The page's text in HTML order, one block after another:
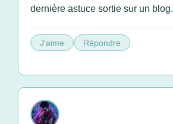
dernière astuce sortie sur un blog.
J'aime Répondre